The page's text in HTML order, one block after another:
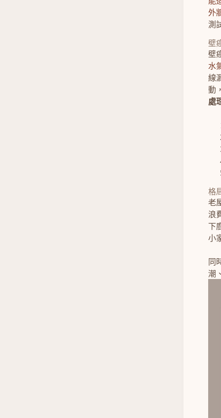
外
測
壁
壁
水
線
動
處
格
老
浪
下
小
同
潮